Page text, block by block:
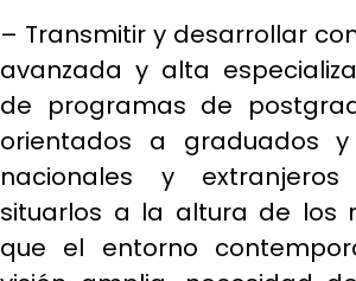
– Transmitir y desarrollar
avanzada y alta
de programas de
orientados a graduados y
nacionales y
situarlos a la altura de los
que el entorno